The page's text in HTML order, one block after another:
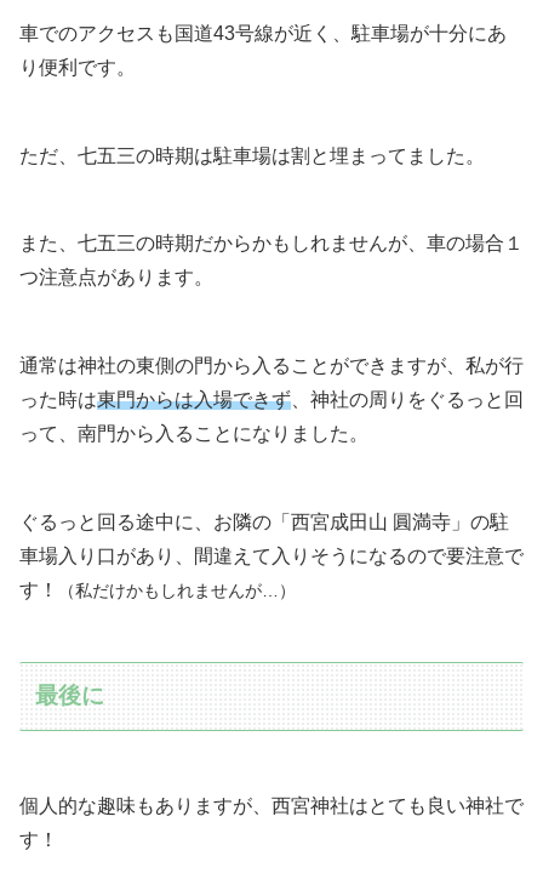
車でのアクセスも国道43号線が近く、駐車場が十分にあ
り便利です。
ただ、七五三の時期は駐車場は割と埋まってました。
また、七五三の時期だからかもしれませんが、車の場合１
つ注意点があります。
通常は神社の東側の門から入ることができますが、私が行
った時は東門からは入場できず 、神社の周りをぐるっと回
って、南門から入ることになりました。
ぐるっと回る途中に、お隣の「西宮成田山 圓満寺」の駐
車場入り口があり、間違えて入りそうになるので要注意で
す！
（私だけかもしれませんが…）
最後に
個人的な趣味もありますが、西宮神社はとても良い神社で
す！